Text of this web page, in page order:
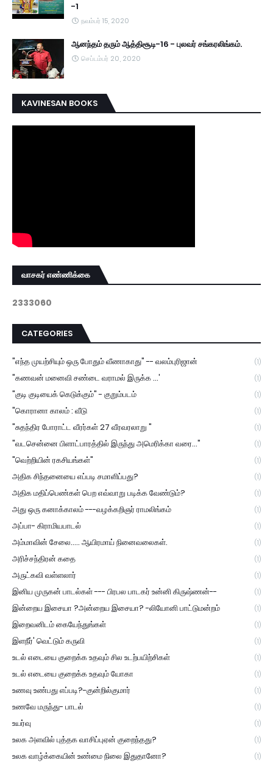
-1
நவம்பர் 15, 2020
ஆனந்தம் தரும் ஆத்திசூடி-16 - புலவர் சங்கரலிங்கம்.
செப்டம்பர் 20, 2020
KAVINESAN BOOKS
வாசகர் எண்ணிக்கை
2333060
CATEGORIES
"எந்த முயற்சியும் ஒரு போதும் வீணாகாது" -- வலம்புரிஜான் (1)
"கணவன் மனைவி சண்டை வராமல் இருக்க ...' (1)
"குடி குடியைக் கெடுக்கும்" - குறும்படம் (1)
"கொரானா காலம் : வீடு (1)
"சுதந்திர போராட்ட வீரர்கள் 27 வீரவரலாறு " (1)
"வடசென்னை பிளாட்பாரத்தில் இருந்து அமெரிக்கா வரை..." (1)
"வெற்றியின் ரகசியங்கள்" (1)
அதிக சிந்தனையை எப்படி சமாளிப்பது? (1)
அதிக மதிப்பெண்கள் பெற எவ்வாறு படிக்க வேண்டும்? (1)
அது ஒரு கனாக்காலம் ---வழக்கறிஞர் ராமலிங்கம் (1)
அப்பா- கிராமியபாடல் (1)
அம்மாவின் சேலை..... ஆயிரமாய் நினைவலைகள். (1)
அரிச்சந்திரன் கதை (1)
அருட்கவி வள்ளலார் (1)
இனிய முருகன் பாடல்கள் --- பிரபல பாடகர் உன்னி கிருஷ்ணன்-- (1)
இன்றைய இசையா ?அன்றைய இசையா? -லியோனி பாட்டுமன்றம் (1)
இறைவனிடம் கையேந்துங்கள் (1)
இளநீர்' வெட்டும் கருவி (1)
உடல் எடையை குறைக்க உதவும் சில உடற்பயிற்சிகள் (1)
உடல் எடையை குறைக்க உதவும் யோகா (1)
உணவு உண்பது எப்படி?-குன்றில்குமார் (1)
உணவே மருந்து- பாடல் (1)
உயர்வு (1)
உலக அளவில் புத்தக வாசிப்புஏன் குறைந்தது? (1)
உலக வாழ்க்கையின் உண்மை நிலை இதுதானோ? (1)